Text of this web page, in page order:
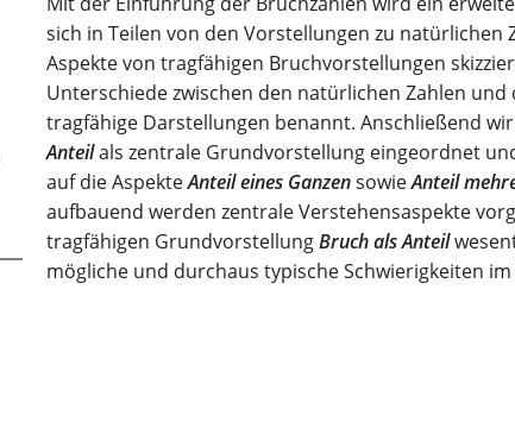
sich in Teilen von den Vorstellungen zu
Aspekte von tragfähigen Bruchvorstellungen
Unterschiede zwischen den natürlichen Zahlen
tragfähige Darstellungen benannt. Anschließend
Anteilals zentrale Grundvorstellung eingeordnet
auf die AspekteAnteil eines GanzensowieAnteil
aufbauend werden zentrale Verstehensaspekte
tragfähigen GrundvorstellungBruch als Anteil
mögliche und durchaus typische Schwierigkeiten